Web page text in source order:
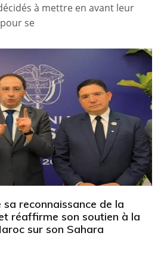
à mettre en avant leur
se
reconnaissance de la
réaffirme son soutien à la
sur son Sahara